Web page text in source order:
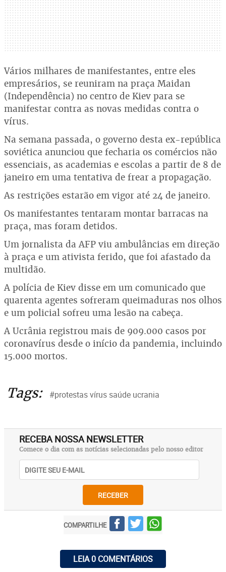
Vários milhares de manifestantes, entre eles
empresários, se reuniram na praça Maidan
(Independência) no centro de Kiev para se
manifestar contra as novas medidas contra o
vírus.
Na semana passada, o governo desta ex-república
soviética anunciou que fecharia os comércios não
essenciais, as academias e escolas a partir de 8 de
janeiro em uma tentativa de frear a propagação.
As restrições estarão em vigor até 24 de janeiro.
Os manifestantes tentaram montar barracas na
praça, mas foram detidos.
Um jornalista da AFP viu ambulâncias em direção
à praça e um ativista ferido, que foi afastado da
multidão.
A polícia de Kiev disse em um comunicado que
quarenta agentes sofreram queimaduras nos olhos
e um policial sofreu uma lesão na cabeça.
A Ucrânia registrou mais de 909.000 casos por
coronavírus desde o início da pandemia, incluindo
15.000 mortos.
Tags: #protestas vírus saúde ucrania
RECEBA NOSSA NEWSLETTER
Comece o dia com as notícias selecionadas pelo nosso editor
RECEBER
COMPARTILHE
LEIA 0 COMENTÁRIOS